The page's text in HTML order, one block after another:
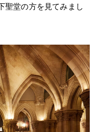
聖堂の方を見てみまし